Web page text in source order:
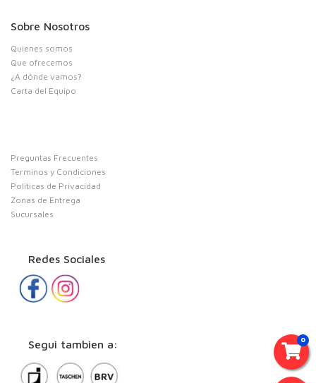
Sobre Nosotros
Quienes somos
Que ofrecemos
¿A dónde vamos?
Carta del Equipo
Preguntas Frecuentes
Terminos y Condiciones
Politicas de Privacidad
Zonas de Entrega
Sucursales
Redes Sociales
Segui tambien a: 0